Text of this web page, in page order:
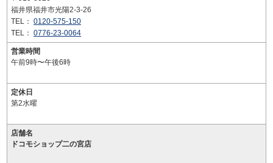
福井県福井市光陽2-3-26
TEL： 0120-575-150
TEL： 0776-23-0064
営業時間
午前9時〜午後6時
定休日
第2水曜
店舗名
ドコモショップ二の宮店